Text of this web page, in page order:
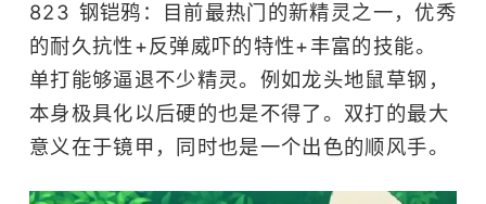
823 钢铠鸦：目前最热门的新精灵之一，优秀
的耐久抗性+反弹威吓的特性+丰富的技能。
单打能够逼退不少精灵。例如龙头地鼠草钢，
本身极具化以后硬的也是不得了。双打的最大
意义在于镜甲，同时也是一个出色的顺风手。